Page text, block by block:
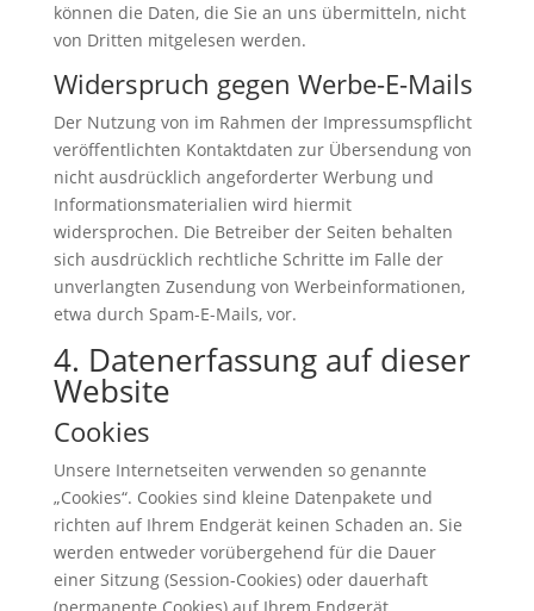
können die Daten, die Sie an uns übermitteln, nicht
von Dritten mitgelesen werden.
Widerspruch gegen Werbe-E-Mails
Der Nutzung von im Rahmen der Impressumspflicht
veröffentlichten Kontaktdaten zur Übersendung von
nicht ausdrücklich angeforderter Werbung und
Informationsmaterialien wird hiermit
widersprochen. Die Betreiber der Seiten behalten
sich ausdrücklich rechtliche Schritte im Falle der
unverlangten Zusendung von Werbeinformationen,
etwa durch Spam-E-Mails, vor.
4. Datenerfassung auf dieser
Website
Cookies
Unsere Internetseiten verwenden so genannte
„Cookies“. Cookies sind kleine Datenpakete und
richten auf Ihrem Endgerät keinen Schaden an. Sie
werden entweder vorübergehend für die Dauer
einer Sitzung (Session-Cookies) oder dauerhaft